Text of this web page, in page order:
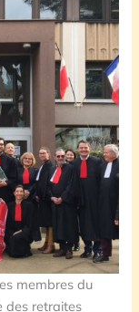
membres du
des retraites